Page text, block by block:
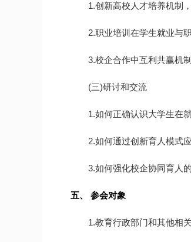
1.创新高校人才培养机制
2.职业培训在学生就业与
3.校企合作中互利共赢机制
(三)研讨和交流
1.如何正确认识大学生在
2.如何通过创新育人模式
3.如何强化校企协同育人
五、 参会对象
1.教育行政部门和其他相